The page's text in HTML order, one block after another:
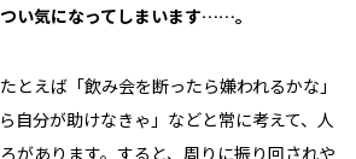
い気になってしまいます……。
とえば「飲み会を断ったら嫌われるかな」
自分が助けなきゃ」などと常に考えて、人
があります。すると、周りに振り回されや